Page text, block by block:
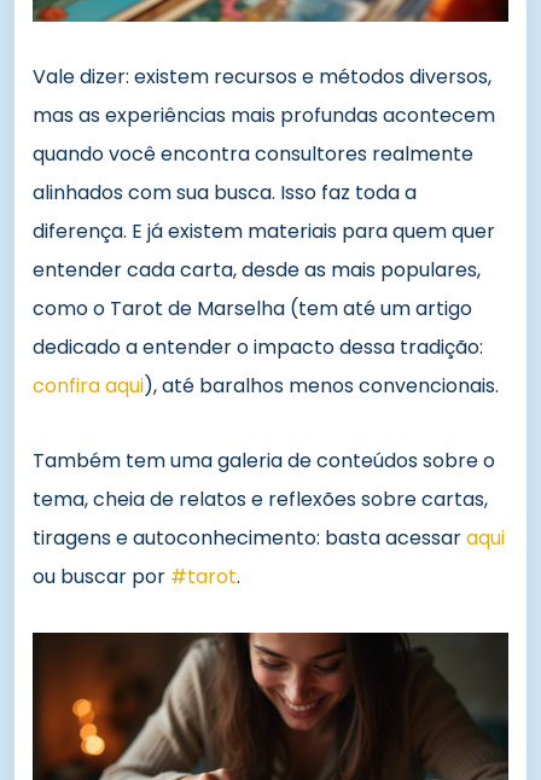
Vale dizer: existem recursos e métodos diversos,
mas as experiências mais profundas acontecem
quando você encontra consultores realmente
alinhados com sua busca. Isso faz toda a
diferença. E já existem materiais para quem quer
entender cada carta, desde as mais populares,
como o Tarot de Marselha (tem até um artigo
dedicado a entender o impacto dessa tradição:
confira aqui), até baralhos menos convencionais.
Também tem uma galeria de conteúdos sobre o
tema, cheia de relatos e reflexões sobre cartas,
tiragens e autoconhecimento: basta acessaraqui
ou buscar por #tarot.